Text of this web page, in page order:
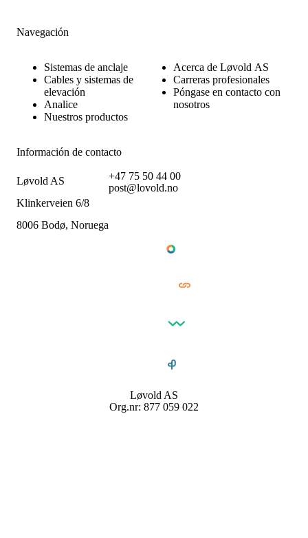
Navegación
Sistemas de anclaje
Cables y sistemas de
elevación
Analice
Nuestros productos
Acerca de Løvold AS
Carreras profesionales
Póngase en contacto con
nosotros
Información de contacto
Løvold AS
Klinkerveien 6/8
8006 Bodø, Noruega
+47 75 50 44 00
post@lovold.no
Løvold AS
Org.nr: 877 059 022